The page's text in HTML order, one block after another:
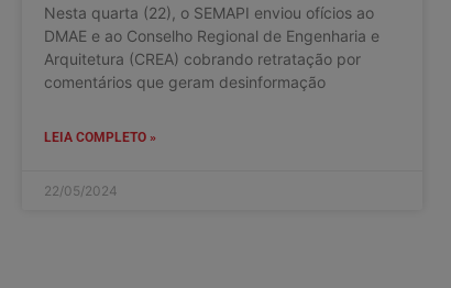
Nesta quarta (22), o SEMAPI enviou ofícios ao
DMAE e ao Conselho Regional de Engenharia e
Arquitetura (CREA) cobrando retratação por
comentários que geram desinformação
LEIA COMPLETO »
22/05/2024